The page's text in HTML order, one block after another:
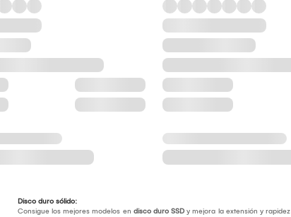
Disco duro sólido:
Consigue los mejores modelos en disco duro SSD y mejora la extensión y rapidez